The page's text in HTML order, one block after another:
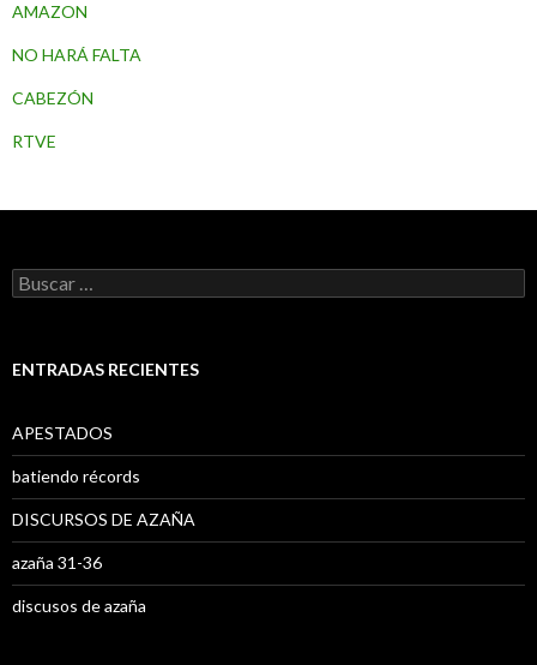
AMAZON
NO HARÁ FALTA
CABEZÓN
RTVE
B
u
a
ENTRADAS RECIENTES
APESTADOS
batiendo récords
DISCURSOS DE AZAÑA
azaña 31-36
discusos de azaña